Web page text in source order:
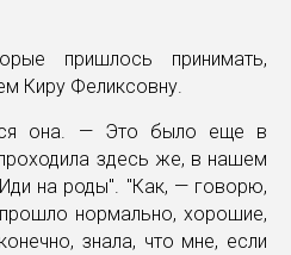
пришлось принимать,
Киру Феликсовну.
она. — Это было еще в
здесь же, в нашем
на роды". "Как, — говорю,
нормально, хорошие,
знала, что мне, если